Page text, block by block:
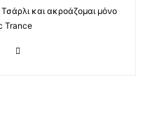
και ακροάζομαι μόνο
Trance